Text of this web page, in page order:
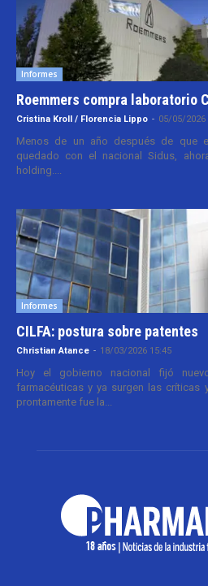
Informes
Roemmers compra laboratorio
Cristina Kroll / Florencia Lippo - 05/05/2026
Menos de un año después de que
quedado con el nacional Sidus,
holding....
Informes
CILFA: postura sobre patentes
Christian Atance - 18/03/2026 15:45
Hoy el gobierno nacional fijó
farmacéuticas y ya surgen las críticas
prontamente fue la...